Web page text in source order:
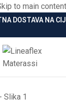
to main content
DOSTAVA NA